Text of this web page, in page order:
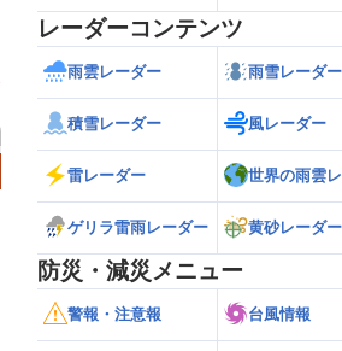
レーダーコンテンツ
雨雲レーダー 雨雪レーダー
積雪レーダー 風レーダー
雷レーダー 世界の雨雲
ゲリラ雷雨レーダー 黄砂レーダー
防災・減災メニュー
警報・注意報 台風情報